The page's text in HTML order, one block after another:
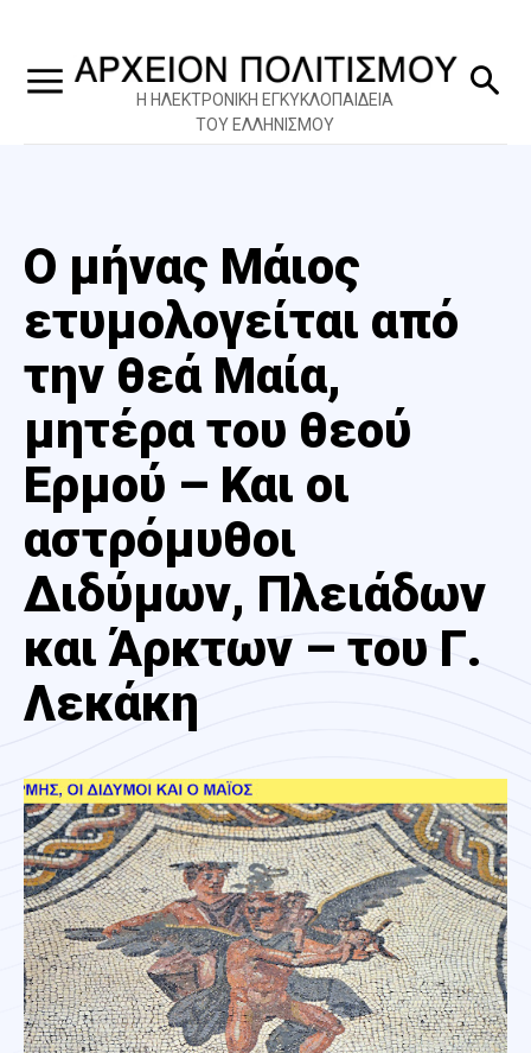
Η ΗΛΕΚΤΡΟΝΙΚΗ ΕΓΚΥΚΛΟΠΑΙΔΕΙΑ
ΤΟΥ ΕΛΛΗΝΙΣΜΟΥ
Ο μήνας Μάιος
ετυμολογείται από
την θεά Μαία,
μητέρα του θεού
Ερμού – Και οι
αστρόμυθοι
Διδύμων, Πλειάδων
και Άρκτων – του Γ.
Λεκάκη